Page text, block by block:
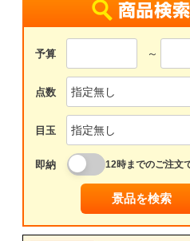
予算 ～
点数
目玉
即納 12時までのご注文
景品を検索